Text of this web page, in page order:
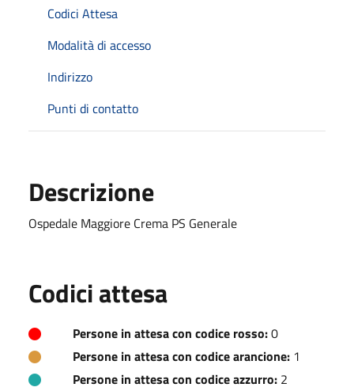
Codici Attesa
Modalità di accesso
Indirizzo
Punti di contatto
Descrizione
Ospedale Maggiore Crema PS Generale
Codici attesa
Persone in attesa con codice rosso:0
Persone in attesa con codice arancione: 1
Persone in attesa con codice azzurro: 2